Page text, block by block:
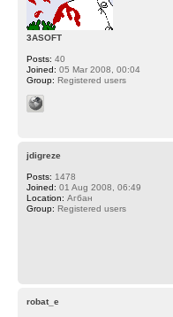
3ASOFT
Posts: 40
Joined: 05 Mar 2008, 00:04
Group: Registered users
jdigreze
Posts: 1478
Joined: 01 Aug 2008, 06:49
Location: Агбан
Group: Registered users
robat_e